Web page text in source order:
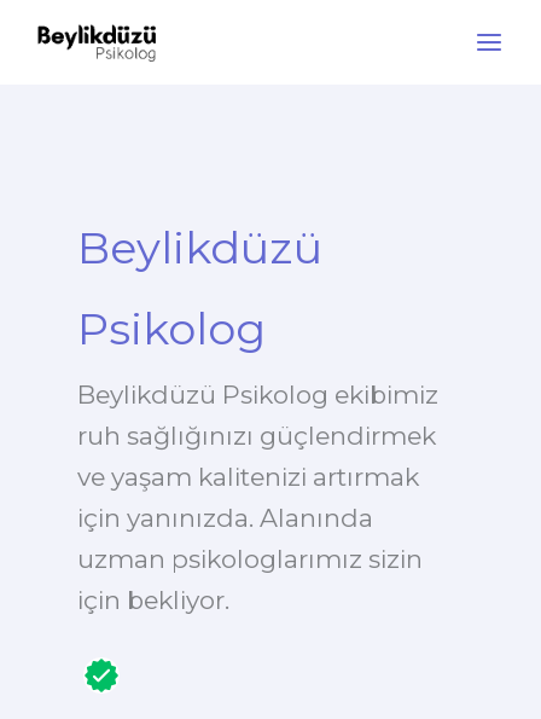
Beylikdüzü
Psikolog
Beylikdüzü Psikolog ekibimiz
ruh sağlığınızı güçlendirmek
ve yaşam kalitenizi artırmak
için yanınızda. Alanında
uzman psikologlarımız sizin
için bekliyor.